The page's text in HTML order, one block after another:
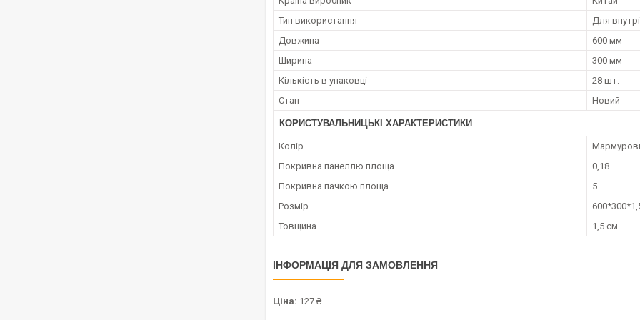
Тип використання
Для
Довжина
600 мм
Ширина
300 мм
Кількість в упаковці
28 шт.
Стан
Новий
КОРИСТУВАЛЬНИЦЬКІ ХАРАКТЕРИСТИКИ
Колір
Покривна панеллю площа
0,18
Покривна пачкою площа
5
Розмір
Товщина
1,5 см
ІНФОРМАЦІЯ ДЛЯ ЗАМОВЛЕННЯ
Ціна: 127 ₴